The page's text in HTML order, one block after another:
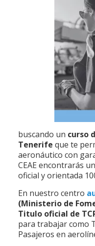
buscando un curso
Tenerife que te
aeronáutico con
CEAE encontrarás
oficial y orientada
En nuestro centro
(Ministerio de
Titulo oficial de
para trabajar como
Pasajeros en